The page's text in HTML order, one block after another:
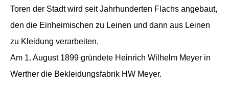
Toren der Stadt wird seit Jahrhunderten Flachs angebaut,
den die Einheimischen zu Leinen und dann aus Leinen
zu Kleidung verarbeiten.
Am 1. August 1899 gründete Heinrich Wilhelm Meyer in
Werther die Bekleidungsfabrik HW Meyer.